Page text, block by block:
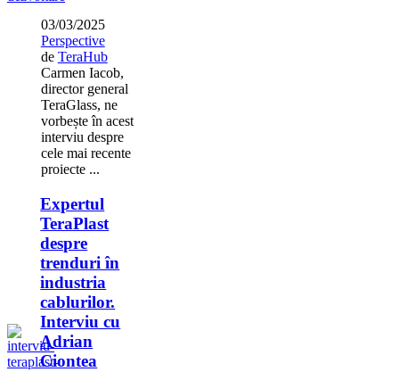
03/03/2025
Perspective
de TeraHub
Carmen Iacob,
director general
TeraGlass, ne
vorbește în acest
interviu despre
cele mai recente
proiecte ...
Expertul
TeraPlast
despre
trenduri în
industria
cablurilor.
Interviu cu
Adrian
Ciontea